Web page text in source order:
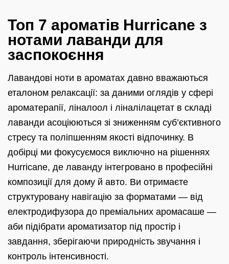
Топ 7 ароматів Hurricane з
нотами лаванди для
заспокоєння
Лавандові ноти в ароматах давно вважаються
еталоном релаксації: за даними оглядів у сфері
ароматерапії, ліналоол і ліналілацетат в складі
лаванди асоціюються зі зниженням суб’єктивного
стресу та поліпшенням якості відпочинку. В
добірці ми фокусуємося виключно на рішеннях
Hurricane, де лаванду інтегровано в професійні
композиції для дому й авто. Ви отримаєте
структуровану навігацію за форматами — від
електродифузора до преміальних аромасаше —
аби підібрати ароматизатор під простір і
завдання, зберігаючи природність звучання і
контроль інтенсивності.